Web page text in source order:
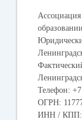
Телефон:
ОГРН:
ИНН / КПП: